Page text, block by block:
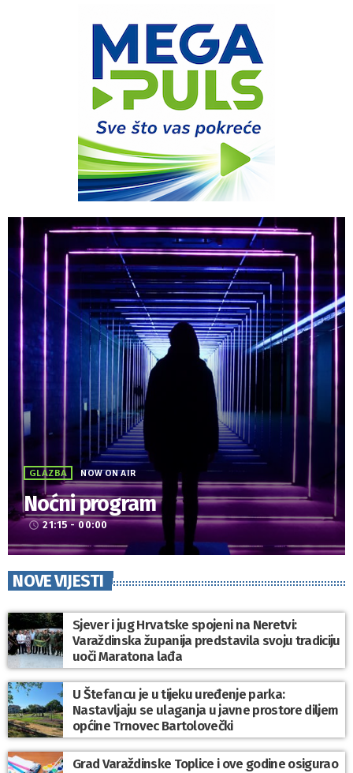
GLAZBA NOW ON AIR
Noćni program
access_time 21:15 - 00:00
NOVE VIJESTI
Sjever i jug Hrvatske spojeni na Neretvi:
Varaždinska županija predstavila svoju tradiciju
uoči Maratona lađa
U Štefancu je u tijeku uređenje parka:
Nastavljaju se ulaganja u javne prostore diljem
općine Trnovec Bartolovečki
Grad Varaždinske Toplice i ove godine osigurao